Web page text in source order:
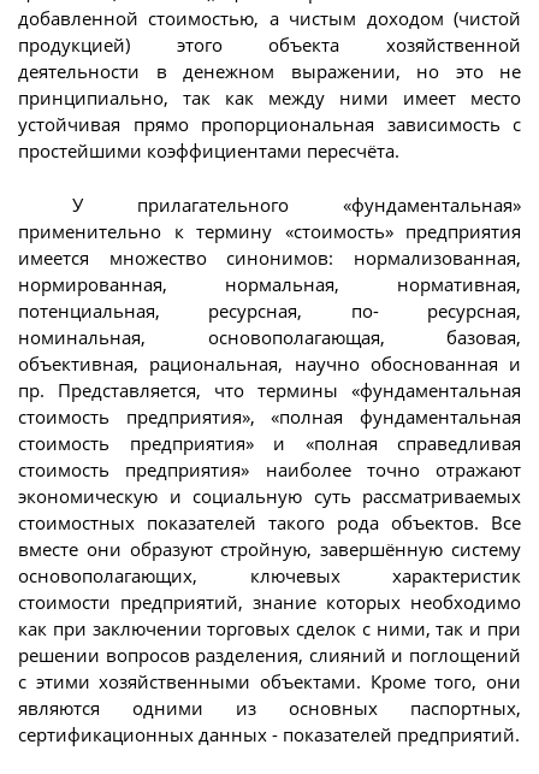
добавленной стоимостью, а чистым доходом (чистой
продукцией) этого объекта хозяйственной
деятельности в денежном выражении, но это не
принципиально, так как между ними имеет место
устойчивая прямо пропорциональная зависимость с
простейшими коэффициентами пересчёта.
У прилагательного «фундаментальная»
применительно к термину «стоимость» предприятия
имеется множество синонимов: нормализованная,
нормированная, нормальная, нормативная,
потенциальная, ресурсная, по- ресурсная,
номинальная, основополагающая, базовая,
объективная, рациональная, научно обоснованная и
пр. Представляется, что термины «фундаментальная
стоимость предприятия», «полная фундаментальная
стоимость предприятия» и «полная справедливая
стоимость предприятия» наиболее точно отражают
экономическую и социальную суть рассматриваемых
стоимостных показателей такого рода объектов. Все
вместе они образуют стройную, завершённую систему
основополагающих, ключевых характеристик
стоимости предприятий, знание которых необходимо
как при заключении торговых сделок с ними, так и при
решении вопросов разделения, слияний и поглощений
с этими хозяйственными объектами. Кроме того, они
являются одними из основных паспортных,
сертификационных данных - показателей предприятий.